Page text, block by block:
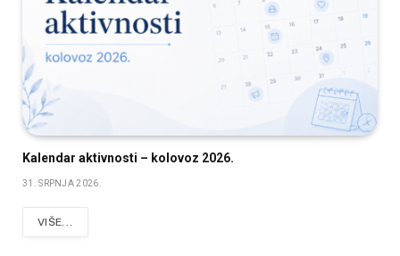
Kalendar aktivnosti – kolovoz 2026.
31. SRPNJA 2026.
VIŠE...